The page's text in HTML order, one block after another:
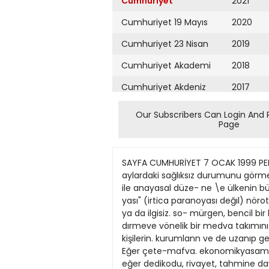
Cumhuriyet 19 Mayıs
Cumhuriyet 23 Nisan
Cumhuriyet Akademi
Cumhuriyet Akdeniz
Cumhuriyet Alışveriş
Cumhuriyet Ankara
Cumhuriyet Büyük
Taaruz
Cumhuriyet
Cumartesi
Cumhuriyet Çevre
2020
2019
2018
2017
2016
2015
2013
2012
2011
2010
2009
Our Subscribers Can Login And
Page
SAYFA CUMHURİYET 7 OCAK 1999 PERŞEMBE OLAYLAR VE GORUŞLER Nörotik Siyaset Prof.Dr. KEMAL ONEN Siyasetin son yıllarda. özellikle son aylardaki sağlıksız durumunu görme- yenyok ülkemizde. Bu, genel birgöz- lem. Altında yatan nedenler ise çeşit- li... Siyaset görüntüsü ile anayasal düze- ne \e ülkenin bütünlüğüne saldırı (ta- sallut) heves ve ginşımlerinden tutun da "Aydınlanma-Rasyonalizm Parano- yası" (irtica paranoyası değıl) nörotik düzev lere çıkan "mevki (iktidar) hırs ve tutktısu", toplumsal; ulusal çıkar ve değerlere sırt çevirmiş ya da ilgisiz. so- mürgen, bencil bir kısım ekonomik çev- re. bunlara bir de kendi çıkar ya da ge- rici hedeflerine göre toplumu yönlen- dırmeve vönelik bir medva takımını katınca. siyasette ve hatta toplumda duygusal. ruhsal bir kargaşa oluşması beklenir. Böylece kişilerin. kurumlann ve de uzanıp genişleyerek toplumun. dü- şünsel güçlerini doğru ya da yeterince kullanamamalan şaşırtıcı değildir. Eğer çete-mafva. ekonomikyasama ve dev- let kademeleri'ne kadar sızmışsa \ e bu husus açıkça yetkili ağızlann saptama- sı ise: eğer dedikodu, rivayet, tahmine dayalı savlarla siyasal girişim ve karar- lar alınabıliyorsa: eğer çalıp çırpma. devleti soy ma-sömürme. nüfuz suiisti- mali yapanın yanına kâr kalıyorsa is- ter ahlaksızlık ister dejenerasyon ister ahmaklık deyin bir hastalik v ar demek- tır. Sonuçları ise sıkıntı (anksiete). al- gılama ve duygulanım (teessüriyet) bo- zukiuğu, değerlerin kaybı ya da sapma- landır. Tüm bu bozulma ve sıkıntılara karşı koyup: insanımızvetoplumumu- zu iyı-rahat-sağlıklı yöne sevk \e yön- lendirecek kurumlar, en başta siyaset ku- rumlan. parlamento ve eğitim kurum- lan da. ne yazık kı. kısmen de olsa ben- zer nörotik sıkıntılar sergiliyorlar. Makul. sakin, rasyonel ve cesur bir tutarlılık içinde olacakları yerde, algı- lamalan ve davranışlan ile sağlıksız görüntüler gösteriyorlar. Böylece de toplumda. kurumlarda karmaşa ve is- tikrarsızlık oluşabilme pahasına tutar- sız girişimlerde bulunabiliyorlar. TV ekranlannda bir kısım spiker ya da ki- şilerin, gazetelerdeki bazı köşe yazar- lannın. açıkoturumlarda ve hatta par- lamentoda bazı konuşmacılann ülkenin sıkıntıü ve ciddi sorunları karşısında bazen zev k ve bazen saldırganlık sergi- leven davranışlan ne dikkatten ne de ha>- retten kaçıyor!.. Bu sağlıksız-nörotik-sosyal ortam- da yıllardır terör yöntemini acımasız- ca sürdüren bölücü başı bir kişiye ade- ta kucak açan iç çev reler. komşular ve hatta müttefîk (!) ülkeler varsa. bunun altında Sevr'i hortlatmak özlem ve ha- yali yanında, nörotik siyasal yapınm da kolay